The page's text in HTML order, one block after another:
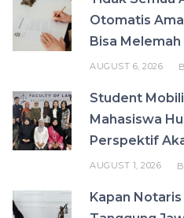
Otomatis
Bisa Melemah
AUGUST 6, 2026
Student
Mahasiswa
Perspektif
AUGUST 1, 2026
Kapan